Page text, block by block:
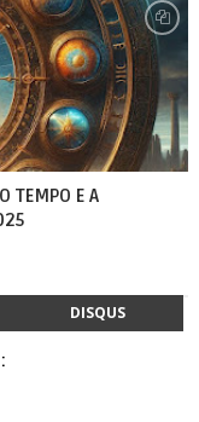
TEMPO E A
DISQUS